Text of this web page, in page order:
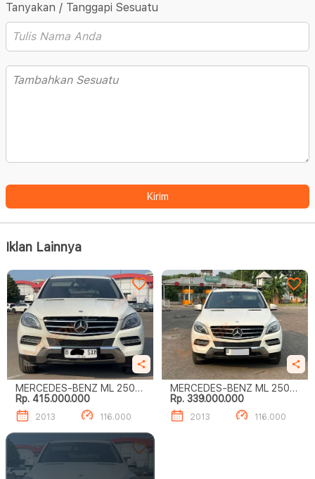
Tanyakan / Tanggapi Sesuatu
Kirim
Iklan Lainnya
MERCEDES-BENZ ML 250
CDI
Rp. 415.000.000
2013 116.000
MERCEDES-BENZ ML 250
CDI
Rp. 339.000.000
2013 116.000